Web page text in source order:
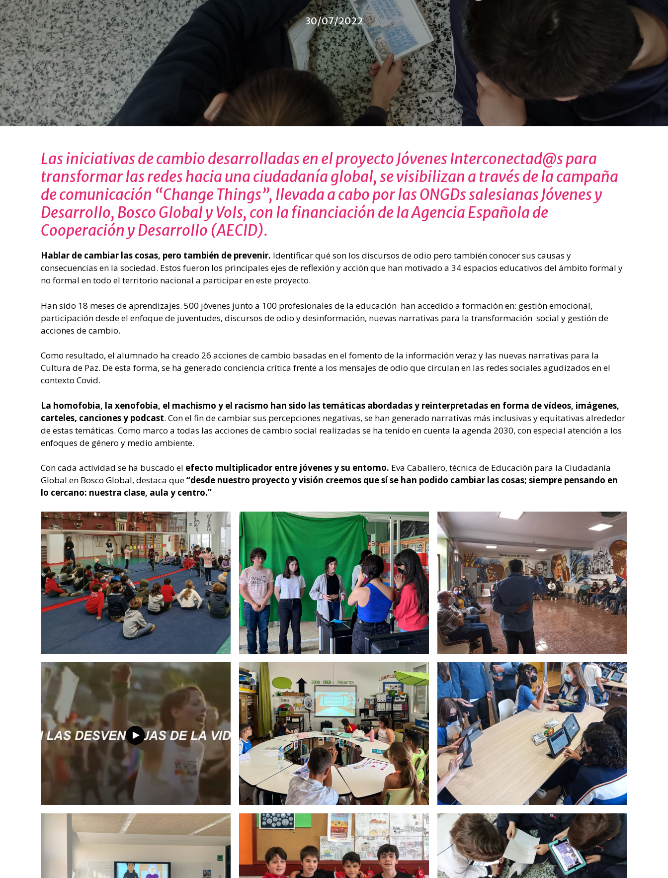
30/07/2022
Las iniciativas de cambio desarrolladas en el proyecto Jóvenes Interconectad@s para
transformar las redes hacia una ciudadanía global, se visibilizan a través de la campaña
de comunicación “Change Things”, llevada a cabo por las ONGDs salesianas Jóvenes y
Desarrollo, Bosco Global y Vols, con la financiación de la Agencia Española de
Cooperación y Desarrollo (AECID).
Hablar de cambiar las cosas, pero también de prevenir. Identificar qué son los discursos de odio pero también conocer sus causas y
consecuencias en la sociedad. Estos fueron los principales ejes de reflexión y acción que han motivado a 34 espacios educativos del ámbito formal y
no formal en todo el territorio nacional a participar en este proyecto.
Han sido 18 meses de aprendizajes. 500 jóvenes junto a 100 profesionales de la educación han accedido a formación en: gestión emocional,
participación desde el enfoque de juventudes, discursos de odio y desinformación, nuevas narrativas para la transformación social y gestión de
acciones de cambio.
Como resultado, el alumnado ha creado 26 acciones de cambio basadas en el fomento de la información veraz y las nuevas narrativas para la
Cultura de Paz. De esta forma, se ha generado conciencia crítica frente a los mensajes de odio que circulan en las redes sociales agudizados en el
contexto Covid.
La homofobia, la xenofobia, el machismo y el racismo han sido las temáticas abordadas y reinterpretadas en forma de vídeos, imágenes,
carteles, canciones y podcast. Con el fin de cambiar sus percepciones negativas, se han generado narrativas más inclusivas y equitativas alrededor
de estas temáticas. Como marco a todas las acciones de cambio social realizadas se ha tenido en cuenta la agenda 2030, con especial atención a los
enfoques de género y medio ambiente.
Con cada actividad se ha buscado el efecto multiplicador entre jóvenes y su entorno. Eva Caballero, técnica de Educación para la Ciudadanía
Global en Bosco Global, destaca que“desde nuestro proyecto y visión creemos que sí se han podido cambiar las cosas; siempre pensando en
lo cercano: nuestra clase, aula y centro.”